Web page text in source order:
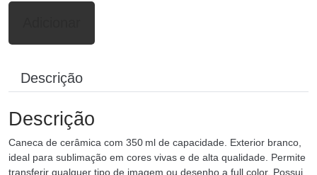
Descrição
Descrição
Caneca de cerâmica com 350 ml de capacidade. Exterior branco,
ideal para sublimação em cores vivas e de alta qualidade. Permite
transferir qualquer tipo de imagem ou desenho a full color. Possui